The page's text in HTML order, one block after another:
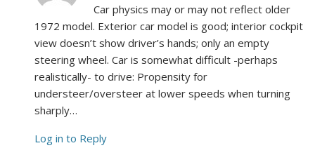
Car physics may or may not reflect older
1972 model. Exterior car model is good; interior cockpit
view doesn’t show driver’s hands; only an empty
steering wheel. Car is somewhat difficult -perhaps
realistically- to drive: Propensity for
understeer/oversteer at lower speeds when turning
sharply…
Log in to Reply